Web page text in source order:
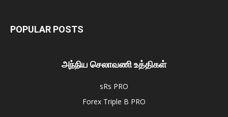
POPULAR POSTS
அந்நிய செலாவணி உத்திகள்
sRs PRO
Forex Triple B PRO